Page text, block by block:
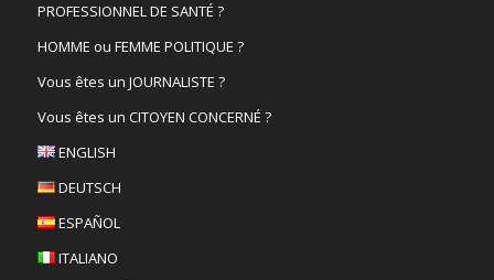
PROFESSIONNEL DE SANTÉ ?
HOMME ou FEMME POLITIQUE ?
Vous êtes un JOURNALISTE ?
Vous êtes un CITOYEN CONCERNÉ ?
ENGLISH
DEUTSCH
ESPAÑOL
ITALIANO